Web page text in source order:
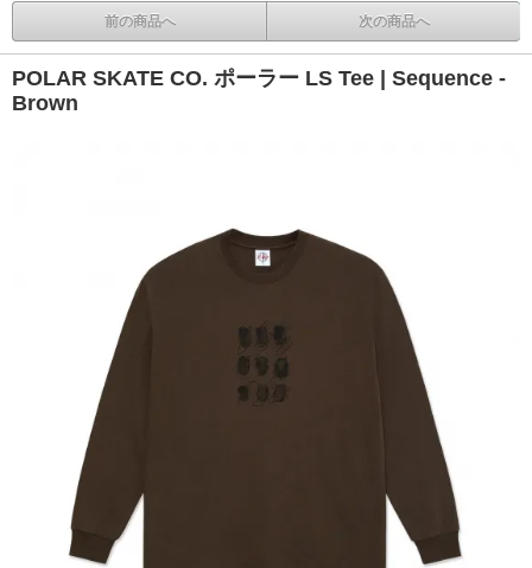
前の商品へ 次の商品へ
POLAR SKATE CO. ポーラー LS Tee | Sequence -
Brown